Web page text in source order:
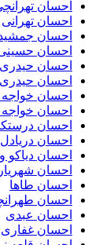
احسان
احسان تهرانی
احسان
احسان
احسان حیدری
احسان حیدری
احسان
احسان
احسان
احسان دریادل
احسان دیاکو
احسان
احسان طاها
احسان
احسان عبدی
احسان غفاری